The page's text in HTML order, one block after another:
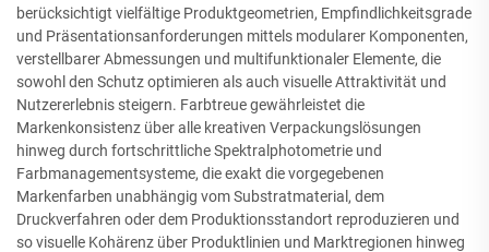
berücksichtigt vielfältige Produktgeometrien, Empfindlichkeitsgrade
und Präsentationsanforderungen mittels modularer Komponenten,
verstellbarer Abmessungen und multifunktionaler Elemente, die
sowohl den Schutz optimieren als auch visuelle Attraktivität und
Nutzererlebnis steigern. Farbtreue gewährleistet die
Markenkonsistenz über alle kreativen Verpackungslösungen
hinweg durch fortschrittliche Spektralphotometrie und
Farbmanagementsysteme, die exakt die vorgegebenen
Markenfarben unabhängig vom Substratmaterial, dem
Druckverfahren oder dem Produktionsstandort reproduzieren und
so visuelle Kohärenz über Produktlinien und Marktregionen hinweg